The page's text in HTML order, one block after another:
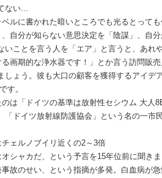
ない...
ルに書かれた暗いところでも光るとって
自分が知らない意思決定を「陰謀」、自
ことを言う人を「エア」と言うと、あれ
画期的な浄水器です！」とか言う訪問販
しょう。彼も大口の顧客を獲得するアイデ
す。
は「ドイツの基準は放射性セシウム 大人
「ドイツ放射線防護協会」という名の一市
ェルノブイリ近くの2～3倍
シャカだ、という予言を15年位前に聞きま
故のせい、という指摘が多発。白血病が